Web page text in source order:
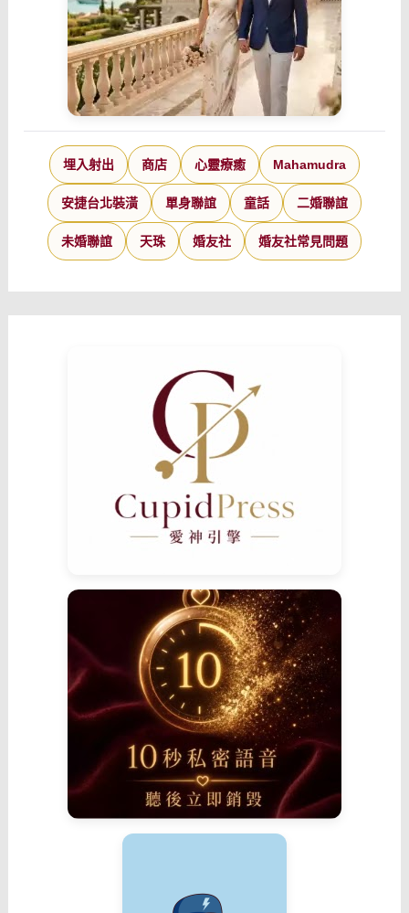
埋入射出 商店 心靈療癒 Mahamudra
安捷台北裝潢 單身聯誼 童話 二婚聯誼
未婚聯誼 天珠 婚友社 婚友社常見問題